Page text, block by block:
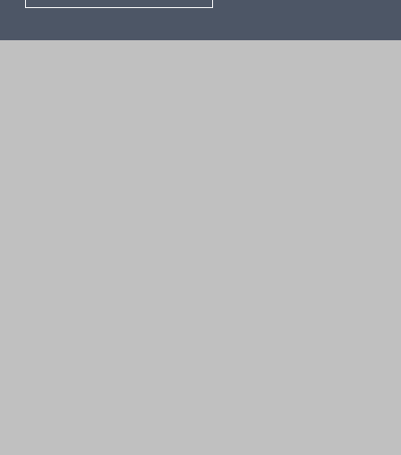
Fußzeile
Impressum Datenschutzerklärung